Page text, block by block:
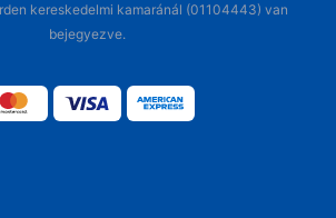
kereskedelmi kamaránál (01104443) van
bejegyezve.